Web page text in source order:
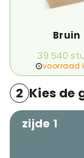
Bruin
39.540
voorraad
2 Kies de
zijde 1